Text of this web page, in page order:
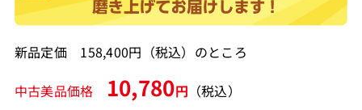
新品定価 158,400円（税込）のところ
中古美品価格 10,780円 （税込）